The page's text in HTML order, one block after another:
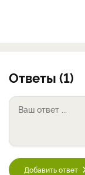
Ответы (1)
Добавить ответ